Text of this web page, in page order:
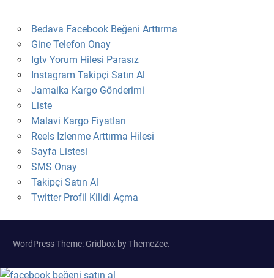
Bedava Facebook Beğeni Arttırma
Gine Telefon Onay
Igtv Yorum Hilesi Parasız
Instagram Takipçi Satın Al
Jamaika Kargo Gönderimi
Liste
Malavi Kargo Fiyatları
Reels Izlenme Arttırma Hilesi
Sayfa Listesi
SMS Onay
Takipçi Satın Al
Twitter Profil Kilidi Açma
WordPress Theme: Gridbox by ThemeZee.